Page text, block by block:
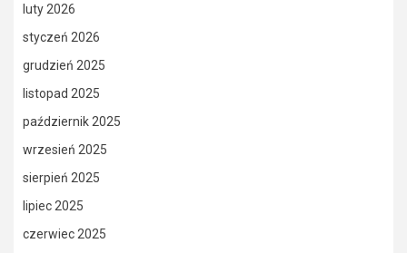
luty 2026
styczeń 2026
grudzień 2025
listopad 2025
październik 2025
wrzesień 2025
sierpień 2025
lipiec 2025
czerwiec 2025